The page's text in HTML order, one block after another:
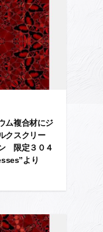
ム複合材にジ
クスクリー
限定３０４
より